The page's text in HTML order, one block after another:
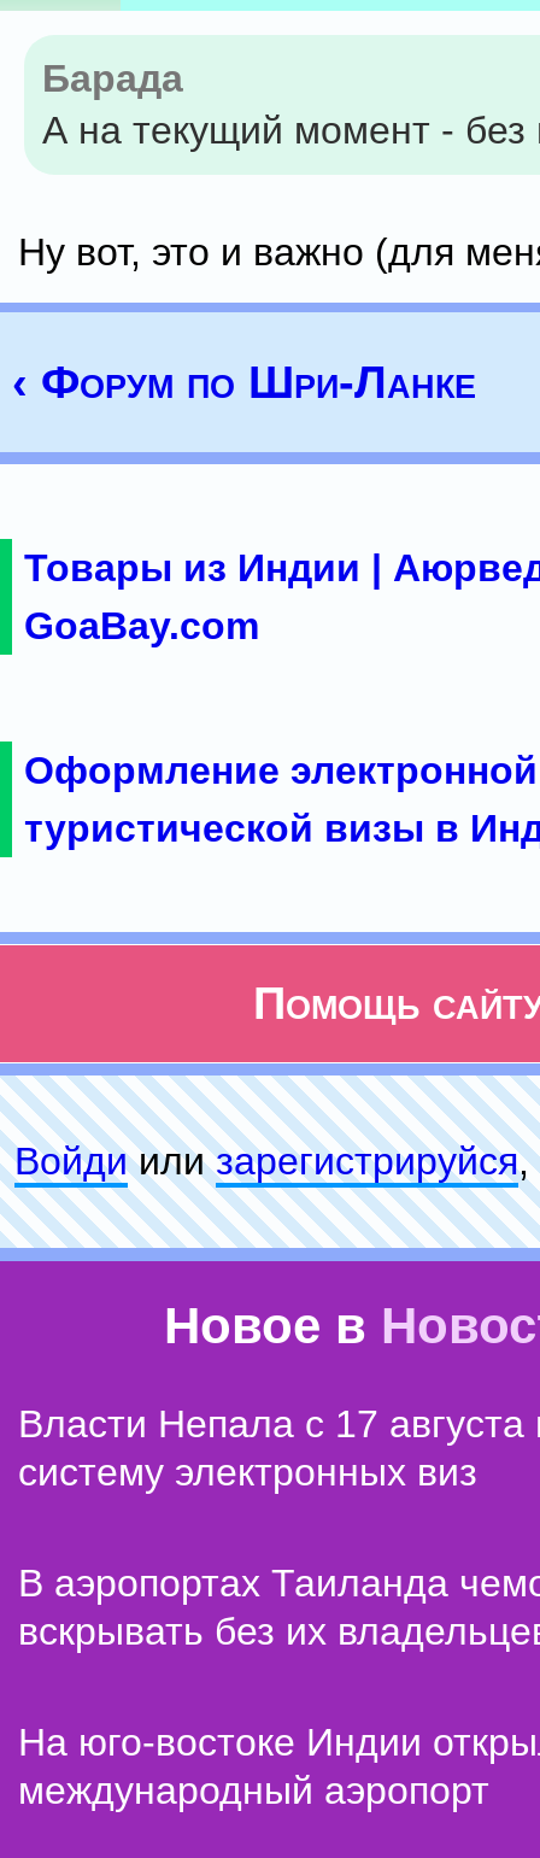
Барада
А на текущий момент - без
Ну вот, это и важно (для
‹ Форум по Шри-Ланке
Товары из Индии |
GoaBay.com
Оформление электронной
туристической визы в
Помощь
Войдиилизарeгиcтpируйся,
Новое в
Власти Непала с 17 августа
систему электронных виз
В аэропортах Таиланда
вскрывать без их
На юго-востоке Индии
международный аэропорт